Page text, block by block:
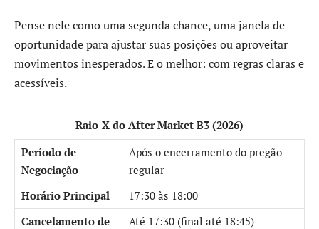
Pense nele como uma segunda chance, uma janela de
oportunidade para ajustar suas posições ou aproveitar
movimentos inesperados. E o melhor: com regras claras e
acessíveis.
Raio-X do After Market B3 (2026)
Período de
Negociação
Após o encerramento do pregão
regular
Horário Principal
17:30 às 18:00
Cancelamento de
Até 17:30 (final até 18:45)